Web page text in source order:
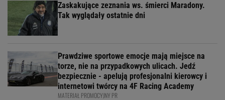
Zaskakujące zeznania ws. śmierci Maradony.
Tak wyglądały ostatnie dni
Prawdziwe sportowe emocje mają miejsce na
torze, nie na przypadkowych ulicach. Jedź
bezpiecznie - apelują profesjonalni kierowcy i
internetowi twórcy na 4F Racing Academy
MATERIAŁ PROMOCYJNY PR